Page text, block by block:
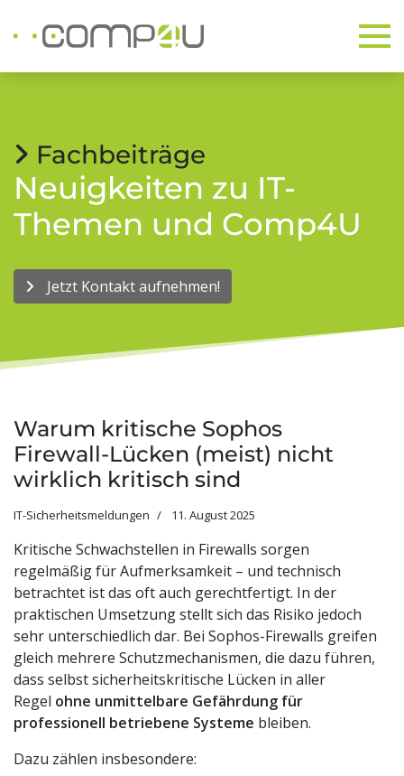
Fachbeiträge
Neuigkeiten zu IT-
Themen und Comp4U
Jetzt Kontakt aufnehmen!
Warum kritische Sophos
Firewall-Lücken (meist) nicht
wirklich kritisch sind
IT-Sicherheitsmeldungen 11. August 2025
Kritische Schwachstellen in Firewalls sorgen
regelmäßig für Aufmerksamkeit – und technisch
betrachtet ist das oft auch gerechtfertigt. In der
praktischen Umsetzung stellt sich das Risiko jedoch
sehr unterschiedlich dar. Bei Sophos-Firewalls greifen
gleich mehrere Schutzmechanismen, die dazu führen,
dass selbst sicherheitskritische Lücken in aller
Regel ohne unmittelbare Gefährdung für
professionell betriebene Systeme bleiben.
Dazu zählen insbesondere: